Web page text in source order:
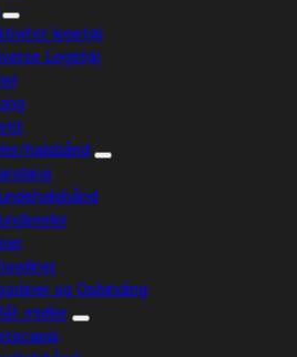
legetøj
Legetøj
halsbånd
og Opbinding
midler